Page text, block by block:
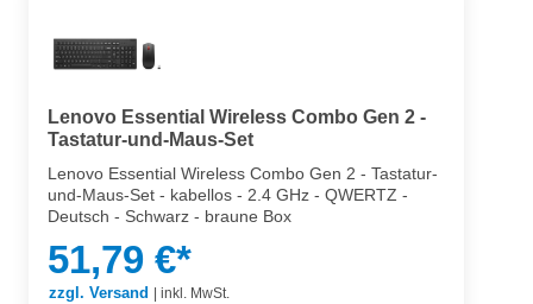
Lenovo Essential Wireless Combo Gen 2 -
Tastatur-und-Maus-Set
Lenovo Essential Wireless Combo Gen 2 - Tastatur-
und-Maus-Set - kabellos - 2.4 GHz - QWERTZ -
Deutsch - Schwarz - braune Box
51,79 €*
zzgl. Versand inkl. MwSt.